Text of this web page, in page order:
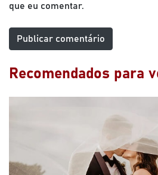
que eu comentar.
Recomendados para